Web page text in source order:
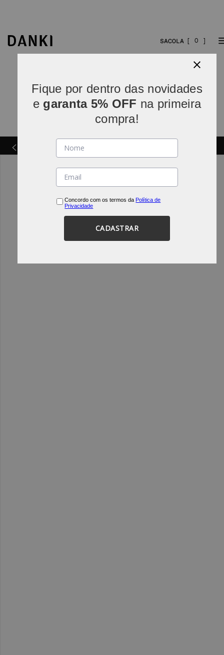
0
Parcelamos em5x sem juros(parcelas acima de R$
Fique por dentro das novidades
e garanta 5% OFF na primeira
compra!
Concordo com os termos da Política de
Privacidade
CADASTRAR